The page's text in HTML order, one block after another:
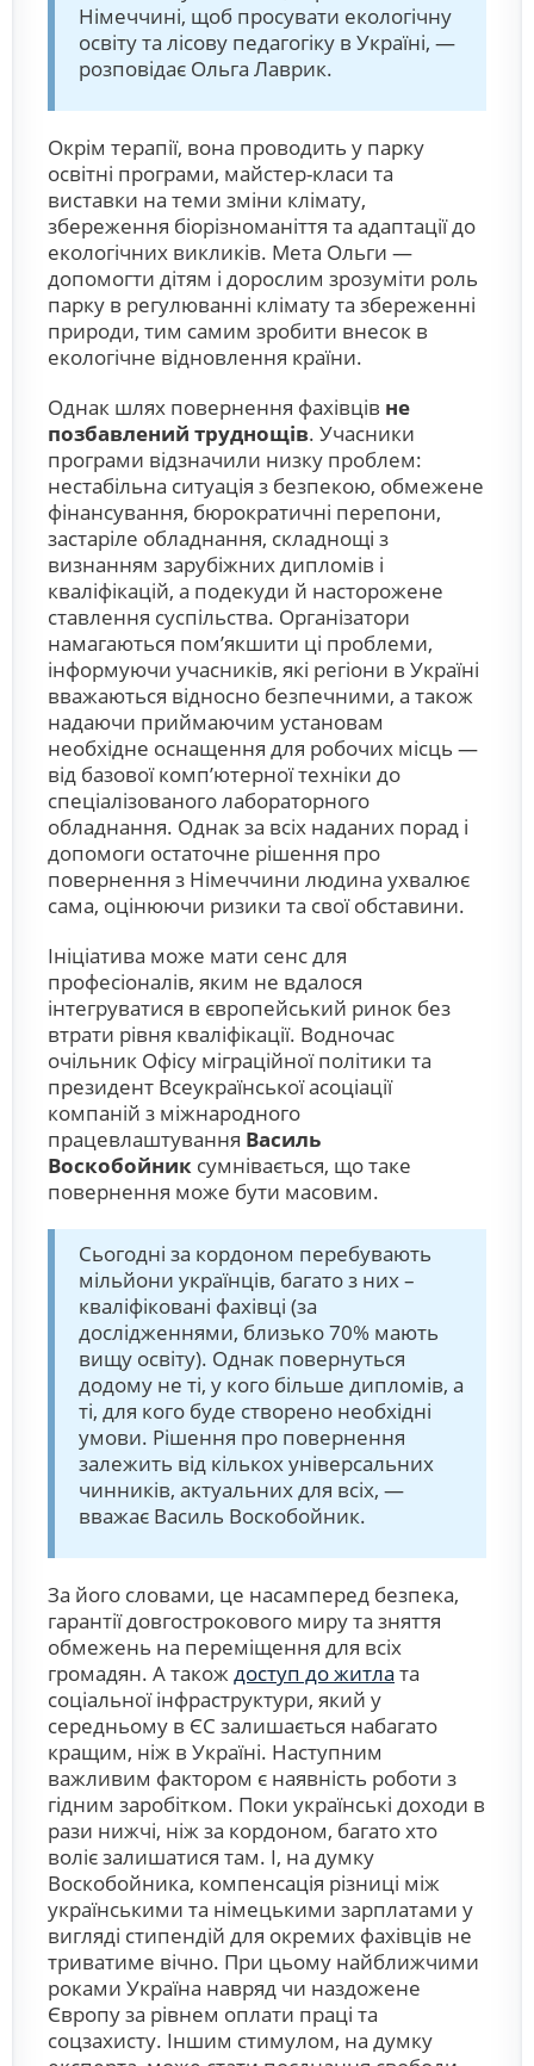
Німеччині, щоб просувати екологічну
освіту та лісову педагогіку в Україні, —
розповідає Ольга Лаврик.
Окрім терапії, вона проводить у парку
освітні програми, майстер-класи та
виставки на теми зміни клімату,
збереження біорізноманіття та адаптації до
екологічних викликів. Мета Ольги —
допомогти дітям і дорослим зрозуміти роль
парку в регулюванні клімату та збереженні
природи, тим самим зробити внесок в
екологічне відновлення країни.
Однак шлях повернення фахівців не
позбавлений труднощів. Учасники
програми відзначили низку проблем:
нестабільна ситуація з безпекою, обмежене
фінансування, бюрократичні перепони,
застаріле обладнання, складнощі з
визнанням зарубіжних дипломів і
кваліфікацій, а подекуди й насторожене
ставлення суспільства. Організатори
намагаються пом’якшити ці проблеми,
інформуючи учасників, які регіони в Україні
вважаються відносно безпечними, а також
надаючи приймаючим установам
необхідне оснащення для робочих місць —
від базової комп’ютерної техніки до
спеціалізованого лабораторного
обладнання. Однак за всіх наданих порад і
допомоги остаточне рішення про
повернення з Німеччини людина ухвалює
сама, оцінюючи ризики та свої обставини.
Ініціатива може мати сенс для
професіоналів, яким не вдалося
інтегруватися в європейський ринок без
втрати рівня кваліфікації. Водночас
очільник Офісу міграційної політики та
президент Всеукраїнської асоціації
компаній з міжнародного
працевлаштування Василь
Воскобойник сумнівається, що таке
повернення може бути масовим.
Сьогодні за кордоном перебувають
мільйони українців, багато з них –
кваліфіковані фахівці (за
дослідженнями, близько 70% мають
вищу освіту). Однак повернуться
додому не ті, у кого більше дипломів, а
ті, для кого буде створено необхідні
умови. Рішення про повернення
залежить від кількох універсальних
чинників, актуальних для всіх, —
вважає Василь Воскобойник.
За його словами, це насамперед безпека,
гарантії довгострокового миру та зняття
обмежень на переміщення для всіх
громадян. А такождоступ до житла та
соціальної інфраструктури, який у
середньому в ЄС залишається набагато
кращим, ніж в Україні. Наступним
важливим фактором є наявність роботи з
гідним заробітком. Поки українські доходи в
рази нижчі, ніж за кордоном, багато хто
воліє залишатися там. І, на думку
Воскобойника, компенсація різниці між
українськими та німецькими зарплатами у
вигляді стипендій для окремих фахівців не
триватиме вічно. При цьому найближчими
роками Україна навряд чи наздожене
Європу за рівнем оплати праці та
соцзахисту. Іншим стимулом, на думку